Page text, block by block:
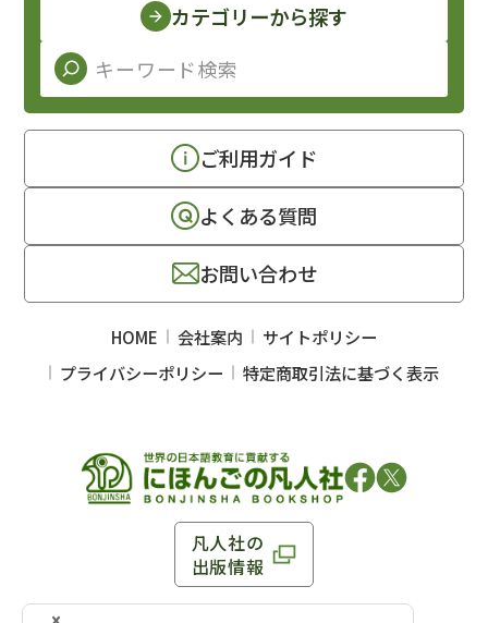
凡人社の
出版情報
〒102-0093 東京都千代田区平河町 1-3-13 8F
カテゴリーから探す
ご利用ガイド
よくある質問
お問い合わせ
HOME 会社案内
サイトポリシー
プライバシーポリシー
特定商取引法に基づく表示